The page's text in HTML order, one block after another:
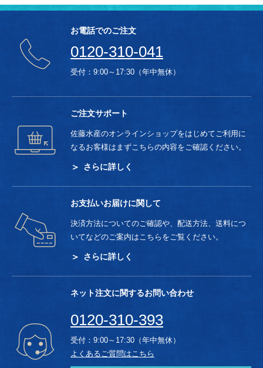
お電話でのご注文
0120-310-041
受付：9:00～17:30（年中無休）
ご注文サポート
佐藤水産のオンラインショップをはじめてご利用に
なるお客様はまずこちらの内容をご確認ください。
さらに詳しく
お支払いお届けに関して
決済方法についてのご確認や、配送方法、送料につ
いてなどのご案内はこちらをご覧ください。
さらに詳しく
ネット注文に関するお問い合わせ
0120-310-393
受付：9:00～17:30（年中無休）
よくあるご質問はこちら